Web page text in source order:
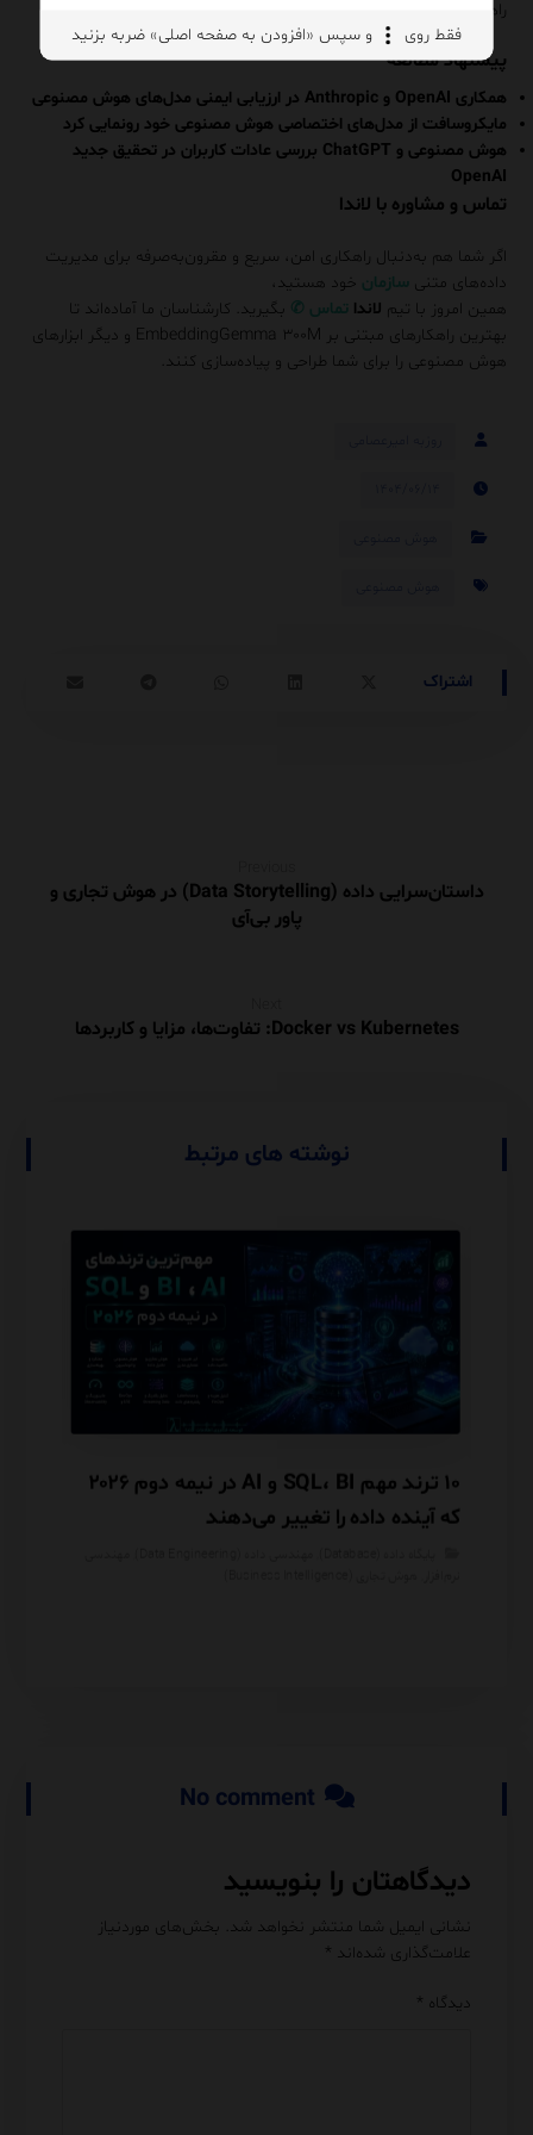
فقط روی و سپس «افزودن به صفحه اصلی» ضربه بزنید
راهکارهایی نوآورانه برای مشتریان خود ارائه دهد.
پیشنهاد مطالعه
همکاری OpenAI و Anthropic در ارزیابی ایمنی مدل‌های هوش مصنوعی
مایکروسافت از مدل‌های اختصاصی هوش مصنوعی خود رونمایی کرد
هوش مصنوعی و ChatGPT بررسی عادات کاربران در تحقیق جدید
OpenAI
تماس و مشاوره با لاندا
اگر شما هم به‌دنبال راهکاری امن، سریع و مقرون‌به‌صرفه برای مدیریت
داده‌های متنی سازمان خود هستید،
همین امروز با تیم لاندا تماس ✆ بگیرید. کارشناسان ما آماده‌اند تا
بهترین راهکارهای مبتنی بر EmbeddingGemma ۳۰۰M و دیگر ابزارهای
هوش مصنوعی را برای شما طراحی و پیاده‌سازی کنند.
داستان‌سرایی داده (Data Storytelling) در هوش تجاری و
پاور بی‌آی
Docker vs Kubernetes: تفاوت‌ها، مزایا و کاربردها
نوشته های مرتبط
۱۰ ترند مهم SQL، BI و AI در نیمه دوم ۲۰۲۶
که آینده داده را تغییر می‌دهند
No comment
دیدگاهتان را بنویسید
نشانی ایمیل شما منتشر نخواهد شد. بخش‌های موردنیاز
علامت‌گذاری شده‌اند *
دیدگاه *